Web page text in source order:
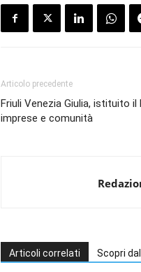
Articolo precedente
Friuli Venezia Giulia, istituito
imprese e comunità
Articoli correlati Scopri